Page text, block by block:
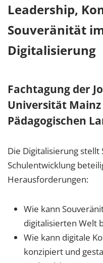
Leadership,
Souveränität
Digitalisierung
Fachtagung der
Universität Mainz
Pädagogischen
Die Digitalisierung stellt
Schulentwicklung
Herausforderungen:
Wie kann
digitalisierten Welt
Wie kann digitale
konzipiert und